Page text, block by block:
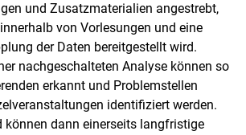
und Zusatzmaterialien angestrebt,
von Vorlesungen und eine
der Daten bereitgestellt wird.
nachgeschalteten Analyse können so
erkannt und Problemstellen
identifiziert werden.
können dann einerseits langfristige